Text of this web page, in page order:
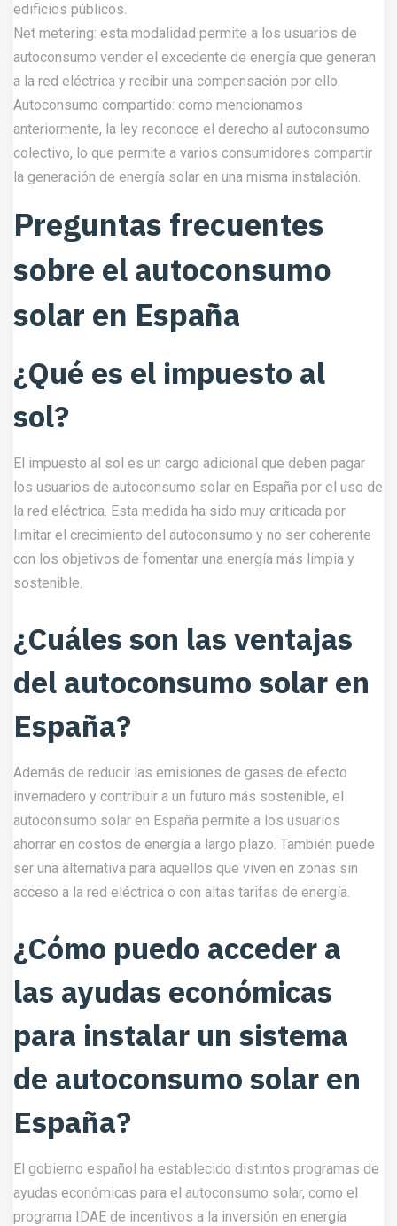
edificios públicos.
Net metering: esta modalidad permite a los usuarios de
autoconsumo vender el excedente de energía que generan
a la red eléctrica y recibir una compensación por ello.
Autoconsumo compartido: como mencionamos
anteriormente, la ley reconoce el derecho al autoconsumo
colectivo, lo que permite a varios consumidores compartir
la generación de energía solar en una misma instalación.
Preguntas frecuentes
sobre el autoconsumo
solar en España
¿Qué es el impuesto al
sol?
El impuesto al sol es un cargo adicional que deben pagar
los usuarios de autoconsumo solar en España por el uso de
la red eléctrica. Esta medida ha sido muy criticada por
limitar el crecimiento del autoconsumo y no ser coherente
con los objetivos de fomentar una energía más limpia y
sostenible.
¿Cuáles son las ventajas
del autoconsumo solar en
España?
Además de reducir las emisiones de gases de efecto
invernadero y contribuir a un futuro más sostenible, el
autoconsumo solar en España permite a los usuarios
ahorrar en costos de energía a largo plazo. También puede
ser una alternativa para aquellos que viven en zonas sin
acceso a la red eléctrica o con altas tarifas de energía.
¿Cómo puedo acceder a
las ayudas económicas
para instalar un sistema
de autoconsumo solar en
España?
El gobierno español ha establecido distintos programas de
ayudas económicas para el autoconsumo solar, como el
programa IDAE de incentivos a la inversión en energía